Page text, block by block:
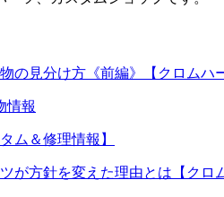
の見分け方《前編》【クロムハ
情報
ム＆修理情報】
方針を変えた理由とは【クロ